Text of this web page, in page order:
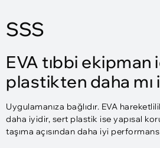
SSS
EVA tıbbi ekipman
plastikten daha mı
Uygulamanıza bağlıdır. EVA
daha iyidir, sert plastik ise yapısal
taşıma açısından daha iyi